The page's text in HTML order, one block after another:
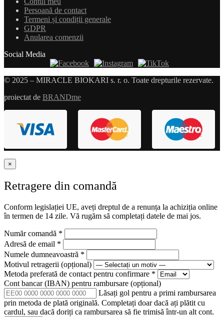
Persoană de contact
Termeni și condiții generale
GDPR
Anularea comenzii
Social Media
© 2025 – MIRACLE BIOKARI s. r. o. Toate drepturile rezervate.
proiectat de BRANDme
×
Retragere din comandă
Conform legislației UE, aveți dreptul de a renunța la achiziția online
în termen de 14 zile. Vă rugăm să completați datele de mai jos.
Număr comandă *
Adresă de email *
Numele dumneavoastră *
Motivul retragerii (opțional)
Metoda preferată de contact pentru confirmare *
Cont bancar (IBAN) pentru rambursare (opțional)
Lăsați gol pentru a primi rambursarea
prin metoda de plată originală. Completați doar dacă ați plătit cu
cardul, sau dacă doriți ca rambursarea să fie trimisă într-un alt cont.